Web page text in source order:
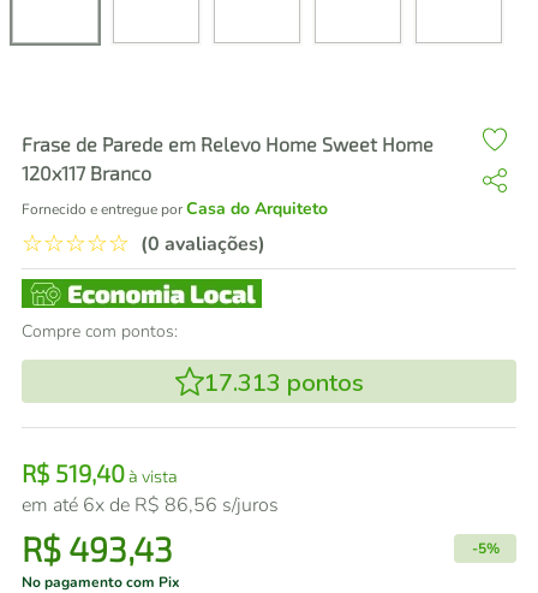
Frase de Parede em Relevo Home Sweet Home
120x117 Branco
Fornecido e entregue porCasa do Arquiteto
☆☆☆☆☆ (0 avaliações)
Compre com pontos:
17.313 pontos
R$ 519,40à vista
em até 6x de R$ 86,56 s/juros
R$ 493,43 -5%
No pagamento com Pix